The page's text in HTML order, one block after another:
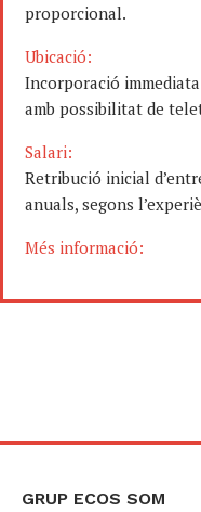
proporcional.
Ubicació:
Incorporació
amb possibilitat de
Salari:
Retribució inicial
anuals, segons
Més informació:
GRUP ECOS SOM